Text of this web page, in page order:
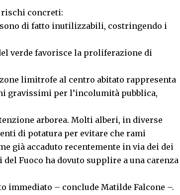
rischi concreti:
di fatto inutilizzabili, costringendo i
verde favorisce la proliferazione di
limitrofe al centro abitato rappresenta
gravissimi per l’incolumità pubblica,
arborea. Molti alberi, in diverse
di potatura per evitare che rami
già accaduto recentemente in via dei dei
Fuoco ha dovuto supplire a una carenza
immediato – conclude Matilde Falcone –.